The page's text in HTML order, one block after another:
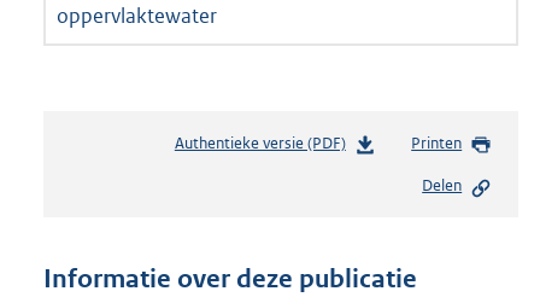
oppervlaktewater
Authentieke versie (PDF)b
n
Printen
Delen
Informatie over deze publicatie